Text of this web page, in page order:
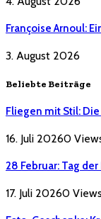
Françoise Arnoul:
3. August 2026
Beliebte Beiträge
Fliegen mit Stil:
16. Juli 20260
28 Februar: Tag
17. Juli 20260 Views